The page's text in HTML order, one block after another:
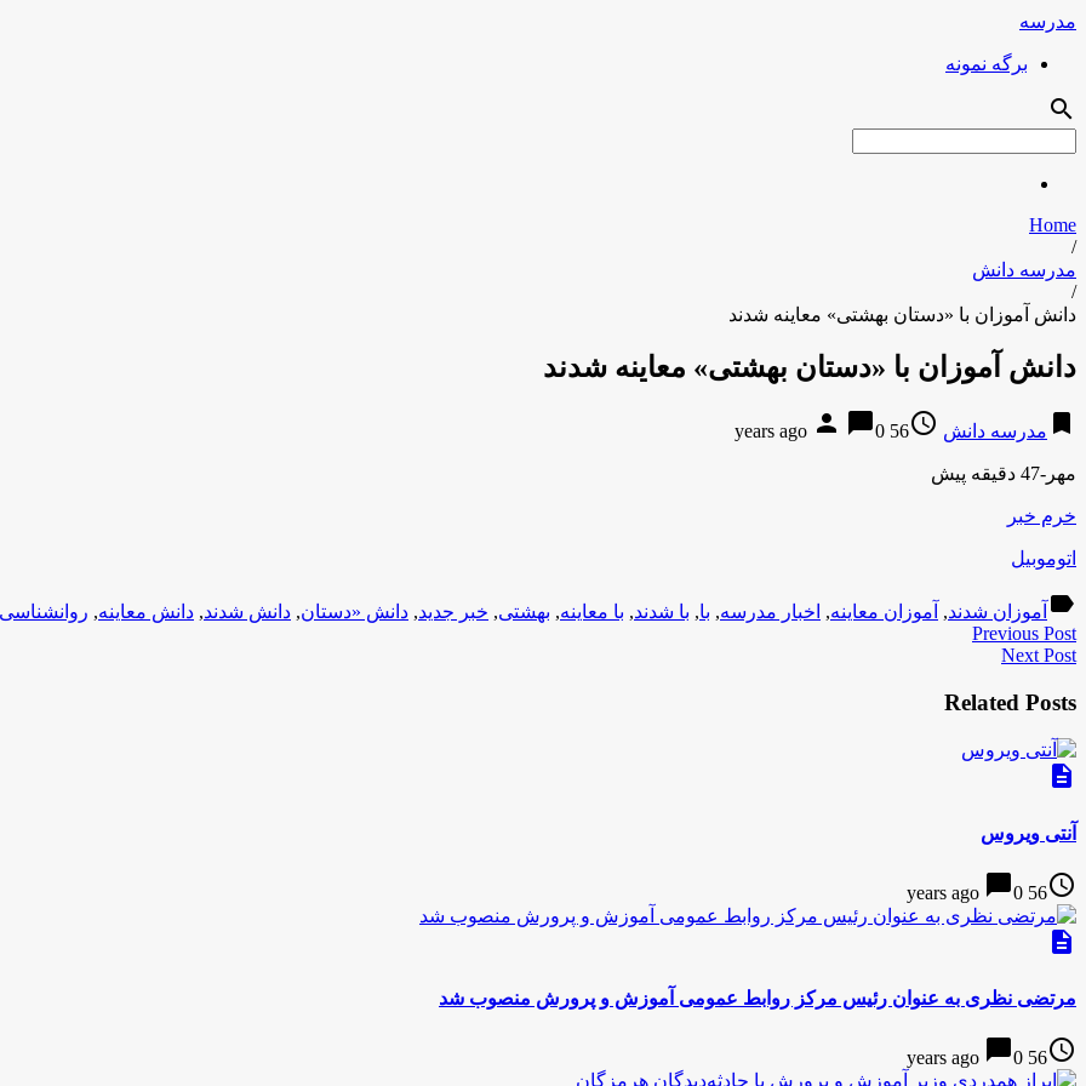
مدرسه
برگه نمونه
search
Home
/
مدرسه دانش
/
دانش آموزان با «دستان بهشتی» معاینه شدند
دانش آموزان با «دستان بهشتی» معاینه شدند
bookmark مدرسه دانش access_time
56 years ago
person chat_bubble0
مهر-47 دقیقه پیش
خرم خبر
اتوموبیل
label آموزان شدند, آموزان معاینه, اخبار مدرسه, با, با شدند, با معاینه, بهشتی, خبر جدید, دانش «دستان, دانش شدند, دانش معاینه,
Previous Post
Next Post
Related Posts
description
آنتی ویروس
access_time
56 years ago
chat_bubble0
description
مرتضی نظری به عنوان رئیس مرکز روابط عمومی آموزش و پرورش منصوب شد
access_time
56 years ago
chat_bubble0